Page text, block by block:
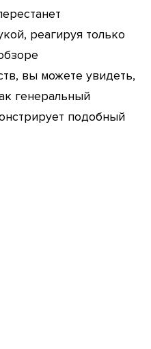
реагируя только
вы можете увидеть,
генеральный
подобный